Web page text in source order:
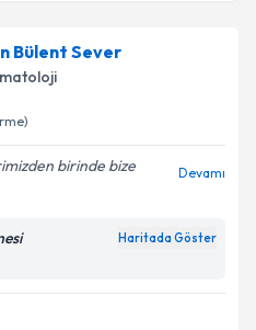
Bülent Sever
birinde bize
Devamı
Haritada Göster